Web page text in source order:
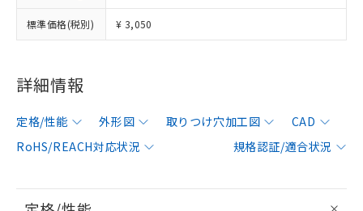
標準価格(税別) ¥ 3,050
詳細情報
定格/性能 外形図 取りつけ穴加工図
CAD
RoHS/REACH対応状況
規格認証/適合状況